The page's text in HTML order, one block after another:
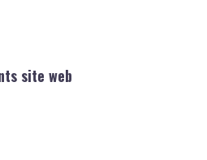
site web